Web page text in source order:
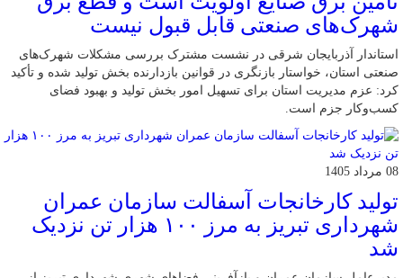
شهرک‌های صنعتی قابل قبول نیست
استاندار آذربایجان شرقی در نشست مشترک بررسی مشکلات شهرک‌های
صنعتی استان، خواستار بازنگری در قوانین بازدارنده بخش تولید شده و تأکید
کرد: عزم مدیریت استان برای تسهیل امور بخش تولید و بهبود فضای
کسب‌وکار جزم است.
08 مرداد 1405
تولید کارخانجات آسفالت سازمان عمران
شهرداری تبریز به مرز ۱۰۰ هزار تن نزدیک
شد